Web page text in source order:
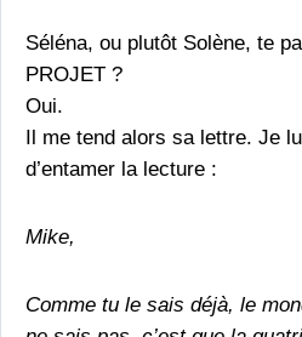
Séléna, ou plutôt Solène, te
PROJET ?
Oui.
Il me tend alors sa lettre. Je
d’entamer la lecture :
Mike,
Comme tu le sais déjà, le